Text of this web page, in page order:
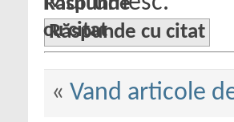
Răspunde cu citat
« Vand articole